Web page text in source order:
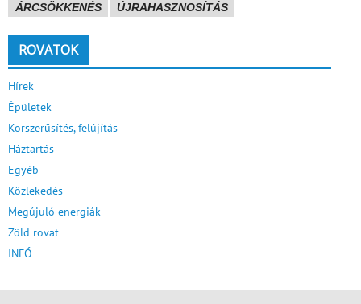
ÁRCSÖKKENÉS
ÚJRAHASZNOSÍTÁS
ROVATOK
Hírek
Épületek
Korszerűsítés, felújítás
Háztartás
Egyéb
Közlekedés
Megújuló energiák
Zöld rovat
INFÓ